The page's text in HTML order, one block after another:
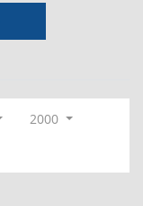
2000